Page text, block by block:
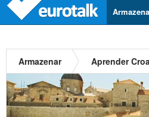
Armazenar Aprender